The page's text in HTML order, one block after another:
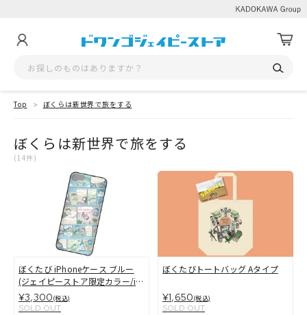
Top ぼくらは新世界で旅をする
ぼくらは新世界で旅をする
(14件)
ぼくたび iPhoneケース ブルー
(ジェイピーストア限定カラー/iP
hone 6/7用)
¥3,300(税込)
SOLD OUT
ぼくたびトートバッグ Aタイプ
¥1,650(税込)
SOLD OUT